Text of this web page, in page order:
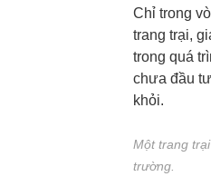
Chỉ trong
trang trại,
trong quá
chưa đầu
khỏi.
Một trang
trường.